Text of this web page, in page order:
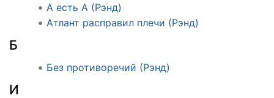
А есть А (Рэнд)
Атлант расправил плечи (Рэнд)
Б
Без противоречий (Рэнд)
И